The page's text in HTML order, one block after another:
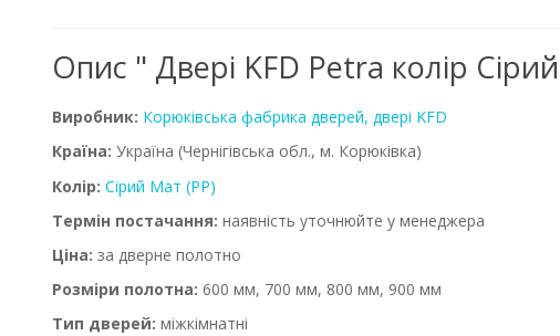
Опис " Двері KFD Petra колір
Виробник: Корюківська фабрика дверей, двері KFD
Країна: Україна (Чернігівська обл., м. Корюківка)
Колір: Сірий Мат (PP)
Термін постачання: наявність уточнюйте у менеджера
Ціна: за дверне полотно
Розміри полотна: 600 мм, 700 мм, 800 мм, 900 мм
Тип дверей: міжкімнатні